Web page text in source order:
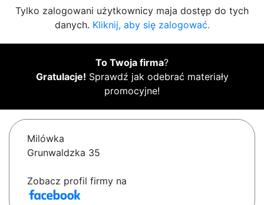
Tylko zalogowani użytkownicy maja dostęp do tych
danych. Kliknij, aby się zalogować.
To Twoja firma?
Gratulacje! Sprawdź jak odebrać materiały
promocyjne!
Milówka
Grunwaldzka 35
Zobacz profil firmy na